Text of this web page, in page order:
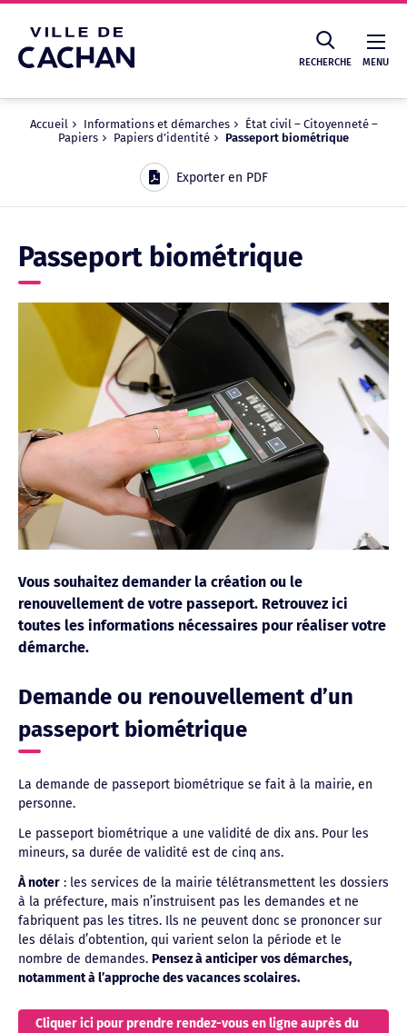
RECHERCHE MENU
Accueil Informations et démarches
État civil – Citoyenneté –
Papiers
Papiers d’identité Passeport biométrique
Exporter en PDF
Passeport biométrique
Vous souhaitez demander la création ou le
renouvellement de votre passeport. Retrouvez ici
toutes les informations nécessaires pour réaliser votre
démarche.
Demande ou renouvellement d’un
passeport biométrique
La demande de passeport biométrique se fait à la mairie, en
personne.
Le passeport biométrique a une validité de dix ans. Pour les
mineurs, sa durée de validité est de cinq ans.
À noter : les services de la mairie télétransmettent les dossiers
à la préfecture, mais n’instruisent pas les demandes et ne
fabriquent pas les titres. Ils ne peuvent donc se prononcer sur
les délais d’obtention, qui varient selon la période et le
nombre de demandes. Pensez à anticiper vos démarches,
notamment à l’approche des vacances scolaires.
Cliquer ici pour prendre rendez-vous en ligne auprès du
Cookies management panel